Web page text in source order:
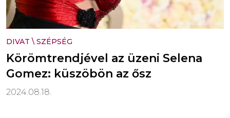
DIVAT \ SZÉPSÉG
Körömtrendjével az üzeni Selena
Gomez: küszöbön az ősz
2024.08.18.